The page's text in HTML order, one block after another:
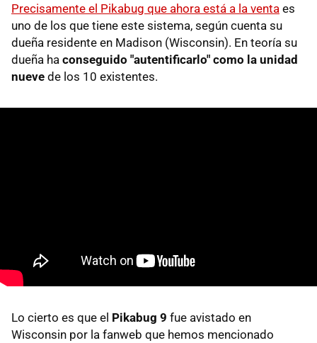
Precisamente el Pikabug que ahora está a la venta es
uno de los que tiene este sistema, según cuenta su
dueña residente en Madison (Wisconsin). En teoría su
dueña ha conseguido "autentificarlo" como la unidad
nueve de los 10 existentes.
Lo cierto es que el Pikabug 9 fue avistado en
Wisconsin por la fanweb que hemos mencionado